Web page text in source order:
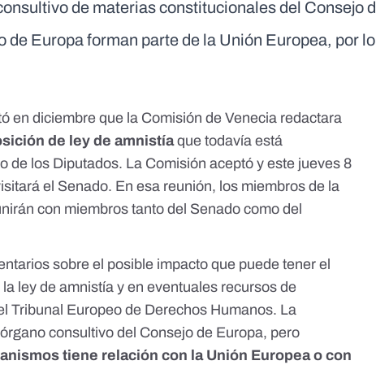
de materias constitucionales del Consejo
de Europa forman parte de la Unión Europea, por
en diciembre que la Comisión de Venecia redactara
de ley de amnistíaque todavía está
de los Diputados. La Comisión aceptó yeste jueves 8
el Senado. En esa reunión, los miembros de la
con miembros tanto del Senado como del
sobreel posible impacto que puede tener el
ley de amnistía y en eventuales recursos de
Tribunal Europeo de Derechos Humanos. La
consultivo del Consejo de Europa, pero
tiene relación con la Unión Europea o con